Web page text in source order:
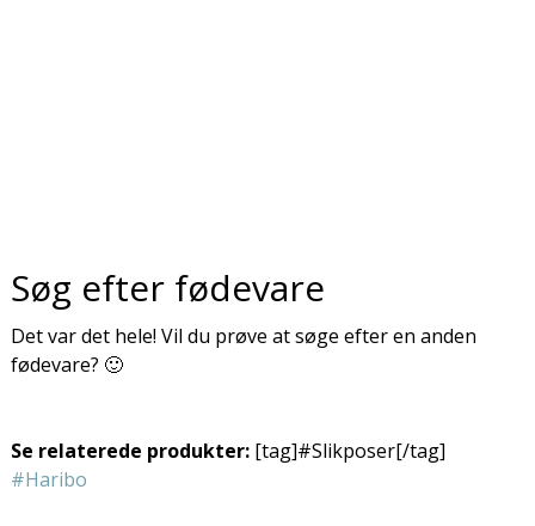
Søg efter fødevare
Det var det hele! Vil du prøve at søge efter en anden
fødevare? 🙂
Se relaterede produkter:[tag]#Slikposer[/tag]
#Haribo